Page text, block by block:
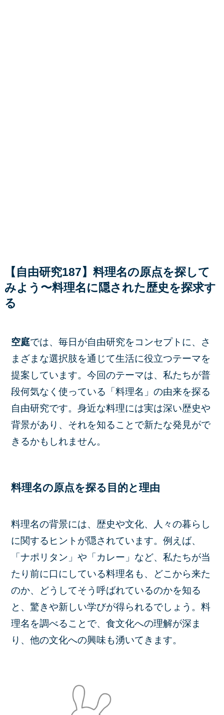
【自由研究187】料理名の原点を探して
みよう〜料理名に隠された歴史を探求す
る
空庭では、毎日が自由研究をコンセプトに、さ
まざまな選択肢を通じて生活に役立つテーマを
提案しています。今回のテーマは、私たちが普
段何気なく使っている「料理名」の由来を探る
自由研究です。身近な料理には実は深い歴史や
背景があり、それを知ることで新たな発見がで
きるかもしれません。
料理名の原点を探る目的と理由
料理名の背景には、歴史や文化、人々の暮らし
に関するヒントが隠されています。例えば、
「ナポリタン」や「カレー」など、私たちが当
たり前に口にしている料理名も、どこから来た
のか、どうしてそう呼ばれているのかを知る
と、驚きや新しい学びが得られるでしょう。料
理名を調べることで、食文化への理解が深ま
り、他の文化への興味も湧いてきます。